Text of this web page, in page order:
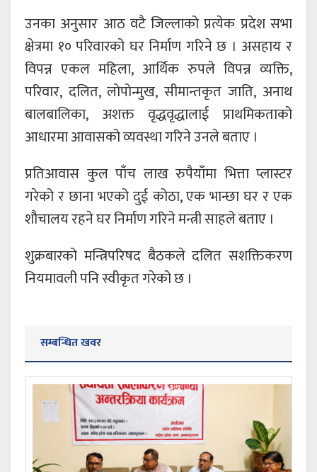
उनका अनुसार आठ वटै जिल्लाको प्रत्येक प्रदेश सभा
क्षेत्रमा १० परिवारको घर निर्माण गरिने छ । असहाय र
विपन्न एकल महिला, आर्थिक रुपले विपन्न व्यक्ति,
परिवार, दलित, लोपोन्मुख, सीमान्तकृत जाति, अनाथ
बालबालिका, अशक्त वृद्धवृद्धालाई प्राथमिकताको
आधारमा आवासको व्यवस्था गरिने उनले बताए ।
प्रतिआवास कुल पाँच लाख रुपैयाँमा भित्ता प्लास्टर
गरेको र छाना भएको दुई कोठा, एक भान्छा घर र एक
शौचालय रहने घर निर्माण गरिने मन्त्री साहले बताए ।
शुक्रबारको मन्त्रिपरिषद बैठकले दलित सशक्तिकरण
नियमावली पनि स्वीकृत गरेको छ ।
सम्बन्धित खवर